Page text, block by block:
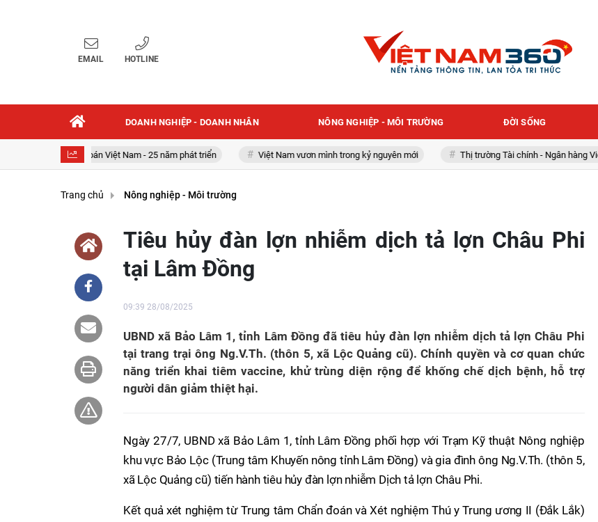
EMAIL HOTLINE
DOANH NGHIỆP - DOANH NHÂN NÔNG NGHIỆP - MÔI TRƯỜNG ĐỜI SỐNG
Chứng khoán Việt Nam - 25 năm phát triển Việt Nam vươn mình trong kỷ nguyên mới Thị trường Tài chính - Ngân hàng Việt Nam
Trang chủ Nông nghiệp - Môi trường
Tiêu hủy đàn lợn nhiễm dịch tả lợn Châu Phi
tại Lâm Đồng
09:39 28/08/2025
UBND xã Bảo Lâm 1, tỉnh Lâm Đồng đã tiêu hủy đàn lợn nhiễm dịch tả lợn Châu Phi
tại trang trại ông Ng.V.Th. (thôn 5, xã Lộc Quảng cũ). Chính quyền và cơ quan chức
năng triển khai tiêm vaccine, khử trùng diện rộng để khống chế dịch bệnh, hỗ trợ
người dân giảm thiệt hại.
Ngày 27/7, UBND xã Bảo Lâm 1, tỉnh Lâm Đồng phối hợp với Trạm Kỹ thuật Nông nghiệp
khu vực Bảo Lộc (Trung tâm Khuyến nông tỉnh Lâm Đồng) và gia đình ông Ng.V.Th. (thôn 5,
xã Lộc Quảng cũ) tiến hành tiêu hủy đàn lợn nhiễm Dịch tả lợn Châu Phi.
Kết quả xét nghiệm từ Trung tâm Chẩn đoán và Xét nghiệm Thú y Trung ương II (Đắk Lắk)